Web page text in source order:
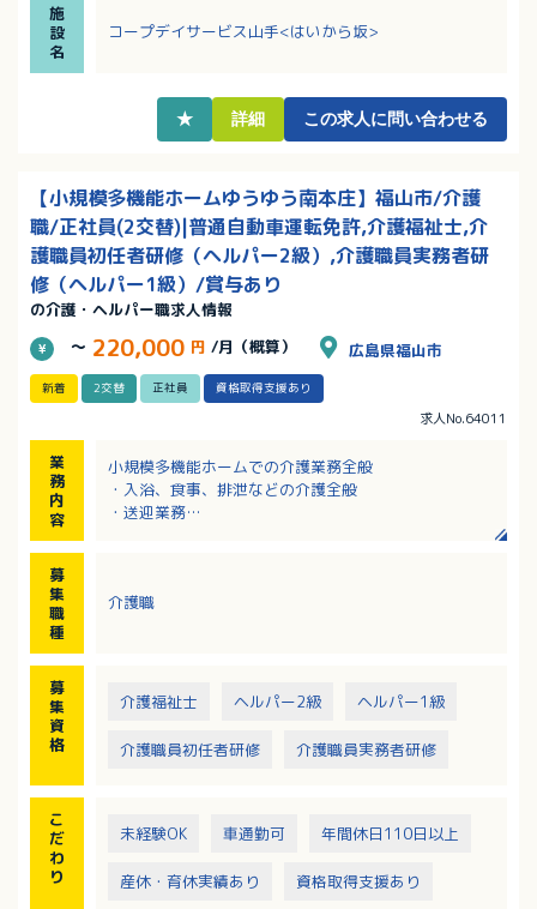
・介護福祉士の資格があれば、別途手当あり！
施
設
名
コープデイサービス山手<はいから坂>
★ 詳細 この求人に問い合わせる
【小規模多機能ホームゆうゆう南本庄】福山市/介護
職/正社員(2交替)|普通自動車運転免許,介護福祉士,介
護職員初任者研修（ヘルパー2級）,介護職員実務者研
修（ヘルパー1級）/賞与あり
の介護・ヘルパー職求人情報
～ 220,000 円 /月（概算） 広島県福山市
新着 2交替 正社員 資格取得支援あり
求人No.64011
業
務
内
容
小規模多機能ホームでの介護業務全般
・入浴、食事、排泄などの介護全般
・送迎業務
と滞在時間約30分程度でできることをお手伝いするの
募
集
職
種
介護職
募
集
資
格
介護福祉士 ヘルパー2級 ヘルパー1級
介護職員初任者研修 介護職員実務者研修
こ
だ
わ
り
未経験OK 車通勤可 年間休日110日以上
産休・育休実績あり 資格取得支援あり